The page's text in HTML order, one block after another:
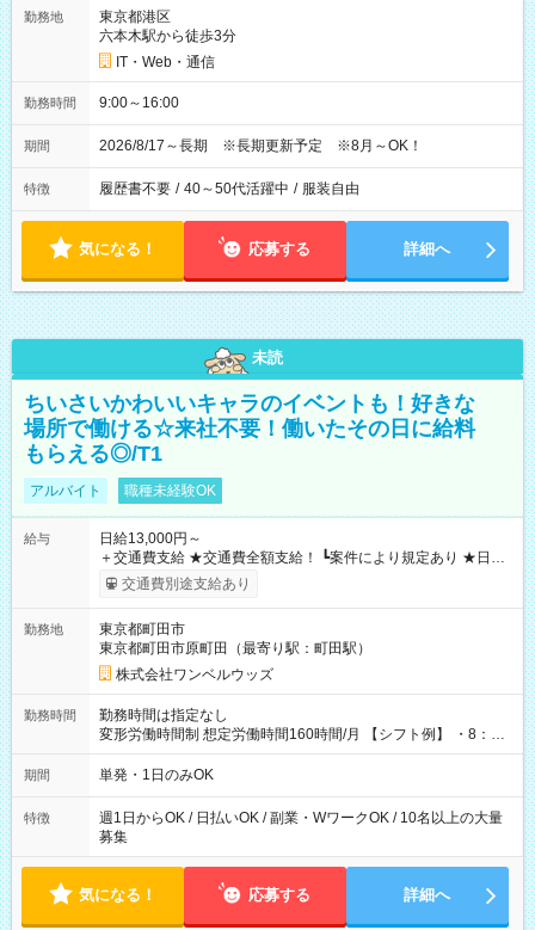
勤務地
東京都港区
六本木駅から徒歩3分
IT・Web・通信
勤務時間 9:00～16:00
期間 2026/8/17～長期 ※長期更新予定 ※8月～OK！
特徴 履歴書不要 / 40～50代活躍中 / 服装自由
気になる！ 応募する 詳細へ
未読
ちいさいかわいいキャラのイベントも！好きな
場所で働ける☆来社不要！働いたその日に給料
もらえる◎/T1
アルバイト 職種未経験OK
給与
日給13,000円～
＋交通費支給 ★交通費全額支給！ ┗案件により規定あり ★日払
いOK！（規定あり） ┗働いたその日に現金GET♪ お仕事後はコ
ンビニATMから 日払い分を引き落とせます！ 【試用期間】試
交通費別途支給あり
勤務地
東京都町田市
東京都町田市原町田（最寄り駅：町田駅）
株式会社ワンベルウッズ
勤務時間
勤務時間は指定なし
変形労働時間制 想定労働時間160時間/月 【シフト例】 ・8：00
～21：00
期間 単発・1日のみOK
特徴
週1日からOK / 日払いOK / 副業・WワークOK / 10名以上の大量
募集
気になる！ 応募する 詳細へ